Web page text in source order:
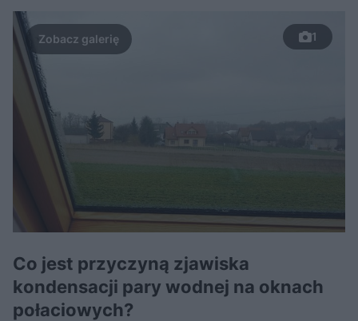
1
Co jest przyczyną zjawiska
kondensacji pary wodnej na oknach
połaciowych?